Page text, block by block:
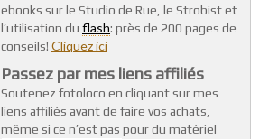
ebooks sur le Studio de Rue, le Strobist et
l’utilisation du flash: près de 200 pages de
conseils! Cliquez ici
Passez par mes liens affiliés
Soutenez fotoloco en cliquant sur mes
liens affiliés avant de faire vos achats,
même si ce n’est pas pour du matériel